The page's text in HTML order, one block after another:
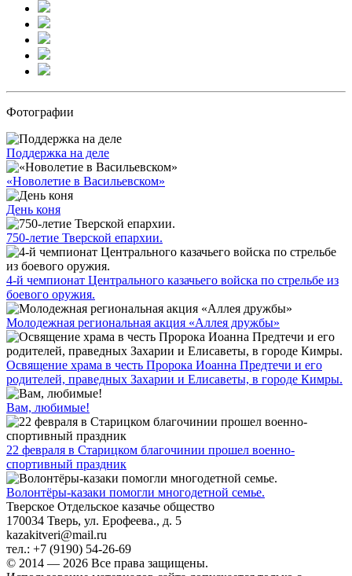
Фотографии
Поддержка на деле
«Новолетие в Васильевском»
День коня
750-летие Тверской епархии.
4-й чемпионат Центрального казачьего войска по стрельбе из
боевого оружия.
Молодежная региональная акция «Аллея дружбы»
Освящение храма в честь Пророка Иоанна Предтечи и его
родителей, праведных Захарии и Елисаветы, в городе Кимры.
Вам, любимые!
22 февраля в Старицком благочинии прошел военно-
спортивный праздник
Волонтёры-казаки помогли многодетной семье.
Тверское Отдельское казачье общество
170034 Тверь, ул. Ерофеева., д. 5
kazakitveri@mail.ru
тел.: +7 (9190) 54-26-69
© 2014 — 2026 Все права защищены.